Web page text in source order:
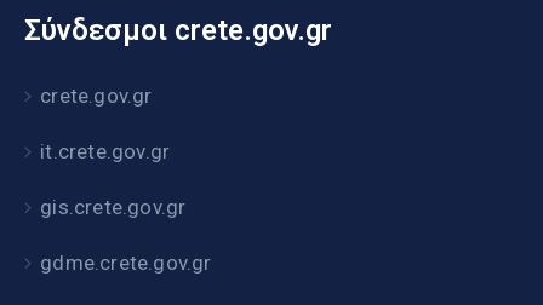
Σύνδεσμοι crete.gov.gr
crete.gov.gr
it.crete.gov.gr
gis.crete.gov.gr
gdme.crete.gov.gr